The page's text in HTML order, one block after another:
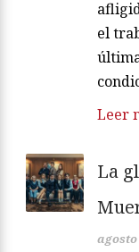
el
Leer
La
agosto